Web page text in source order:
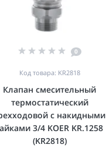
0
Код товара: KR2818
Клапан смесительный
термостатический
с накидными
3/4 KOER KR.1258
(KR2818)